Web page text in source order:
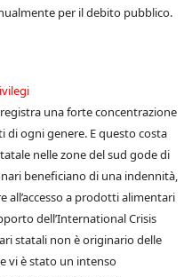
per il debito pubblico.
una forte concentrazione
di ogni genere. E questo costa
nelle zone del sud gode di
beneficiano di una indennità,
all’accesso a prodotti alimentari
dell’International Crisis
statali non è originario delle
vi è stato un intenso